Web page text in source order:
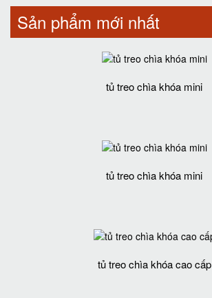
Sản phẩm mới nhất
tủ treo chìa khóa mini
tủ treo chìa khóa mini
tủ treo chìa khóa cao cấp